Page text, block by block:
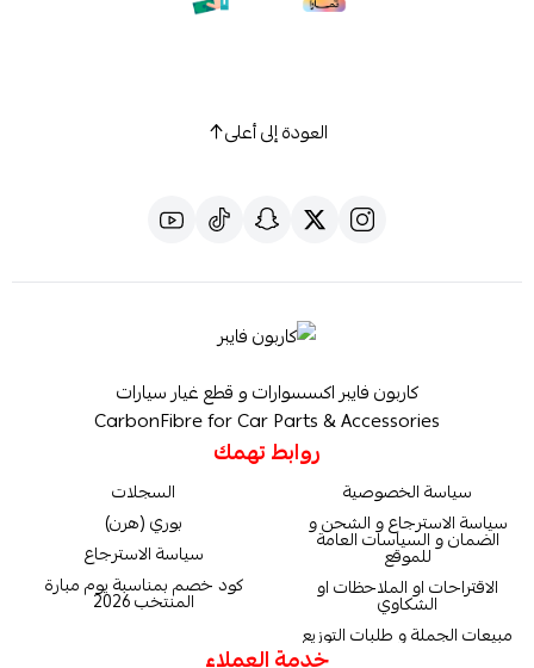
العودة إلى أعلى
كاربون فايبر اكسسوارات و قطع غيار سيارات
CarbonFibre for Car Parts & Accessories
روابط تهمك
سياسة الخصوصية
سياسة الاسترجاع و الشحن و
الضمان و السياسات العامة
للموقع
الاقتراحات او الملاحظات او
الشكاوي
مبيعات الجملة و طلبات التوزيع
السجلات
بوري (هرن)
سياسة الاسترجاع
كود خصم بمناسبة يوم مبارة
المنتخب 2026
خدمة العملاء